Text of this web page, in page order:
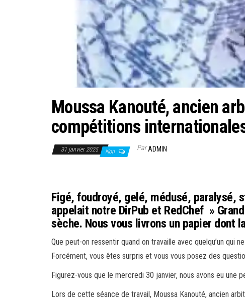
Moussa Kanouté, ancien
compétitions
31 janvier 2025 Non ParADMIN
Figé, foudroyé, gelé, médusé, paralysé,
appelait notre DirPub et RedChef »
sèche. Nous vous livrons un papier dont
Que peut-on ressentir quand on travaille avec quelqu’un qui
Forcément, vous êtes surpris et vous vous posez des
Figurez-vous que le mercredi 30 janvier, nous avons eu une
Lors de cette séance de travail, Moussa Kanouté, ancien